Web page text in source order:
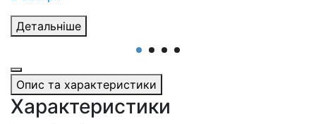
Детальніше
Опис та характеристики
Характеристики